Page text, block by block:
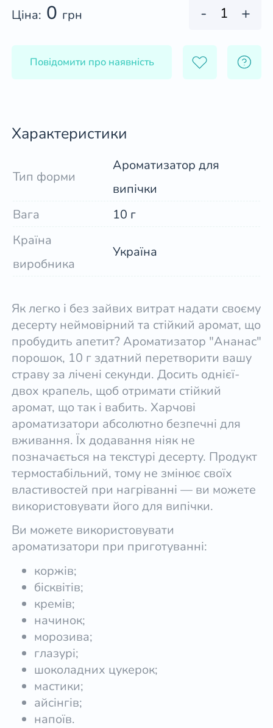
Ціна: 0 грн - +
Повідомити про наявність
Як легко і без зайвих витрат надати своєму
десерту неймовірний та стійкий аромат, що
пробудить апетит? Ароматизатор "Ананас"
порошок, 10 г здатний перетворити вашу
страву за лічені секунди. Досить однієї-
двох крапель, щоб отримати стійкий
аромат, що так і вабить. Харчові
ароматизатори абсолютно безпечні для
вживання. Їх додавання ніяк не
позначається на текстурі десерту. Продукт
термостабільний, тому не змінює своїх
властивостей при нагріванні — ви можете
використовувати його для випічки.
Ви можете використовувати
ароматизатори при приготуванні:
коржів;
бісквітів;
кремів;
начинок;
морозива;
глазурі;
шоколадних цукерок;
мастики;
айсінгів;
напоїв.
Характеристики
Тип форми
Ароматизатор для
випічки
Вага
10 г
Країна
виробника
Україна